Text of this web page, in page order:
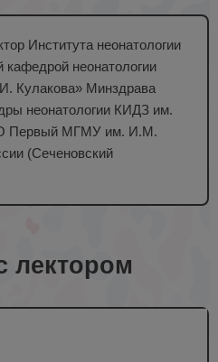
Института неонатологии
неонатологии
Минздрава
неонатологии КИДЗ им.
Первый МГМУ им. И.М.
(Сеченовский
лектором